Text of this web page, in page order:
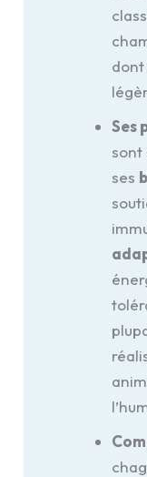
Ses
sont
ses